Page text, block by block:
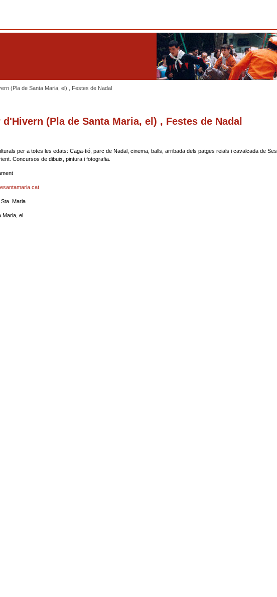
(Pla de Santa Maria, el) , Festes de Nadal
d'Hivern (Pla de Santa Maria, el) , Festes de Nadal
per a totes les edats: Caga-tió, parc de Nadal, cinema, balls, arribada dels patges reials i cavalcada de Ses
Concursos de dibuix, pintura i fotografia.
Maria
Maria, el